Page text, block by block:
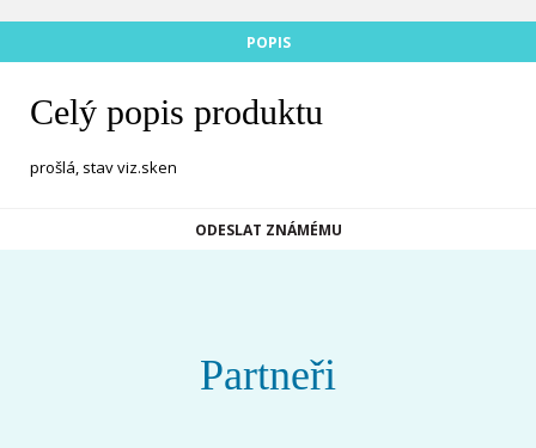
POPIS
Celý popis produktu
prošlá, stav viz.sken
ODESLAT ZNÁMÉMU
Partneři